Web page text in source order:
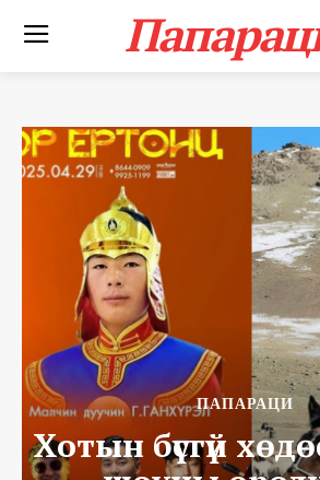
ПАПАРАЦИ
Хотын бүсгүй